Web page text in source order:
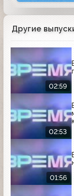
Другие
02:59
02:53
01:56